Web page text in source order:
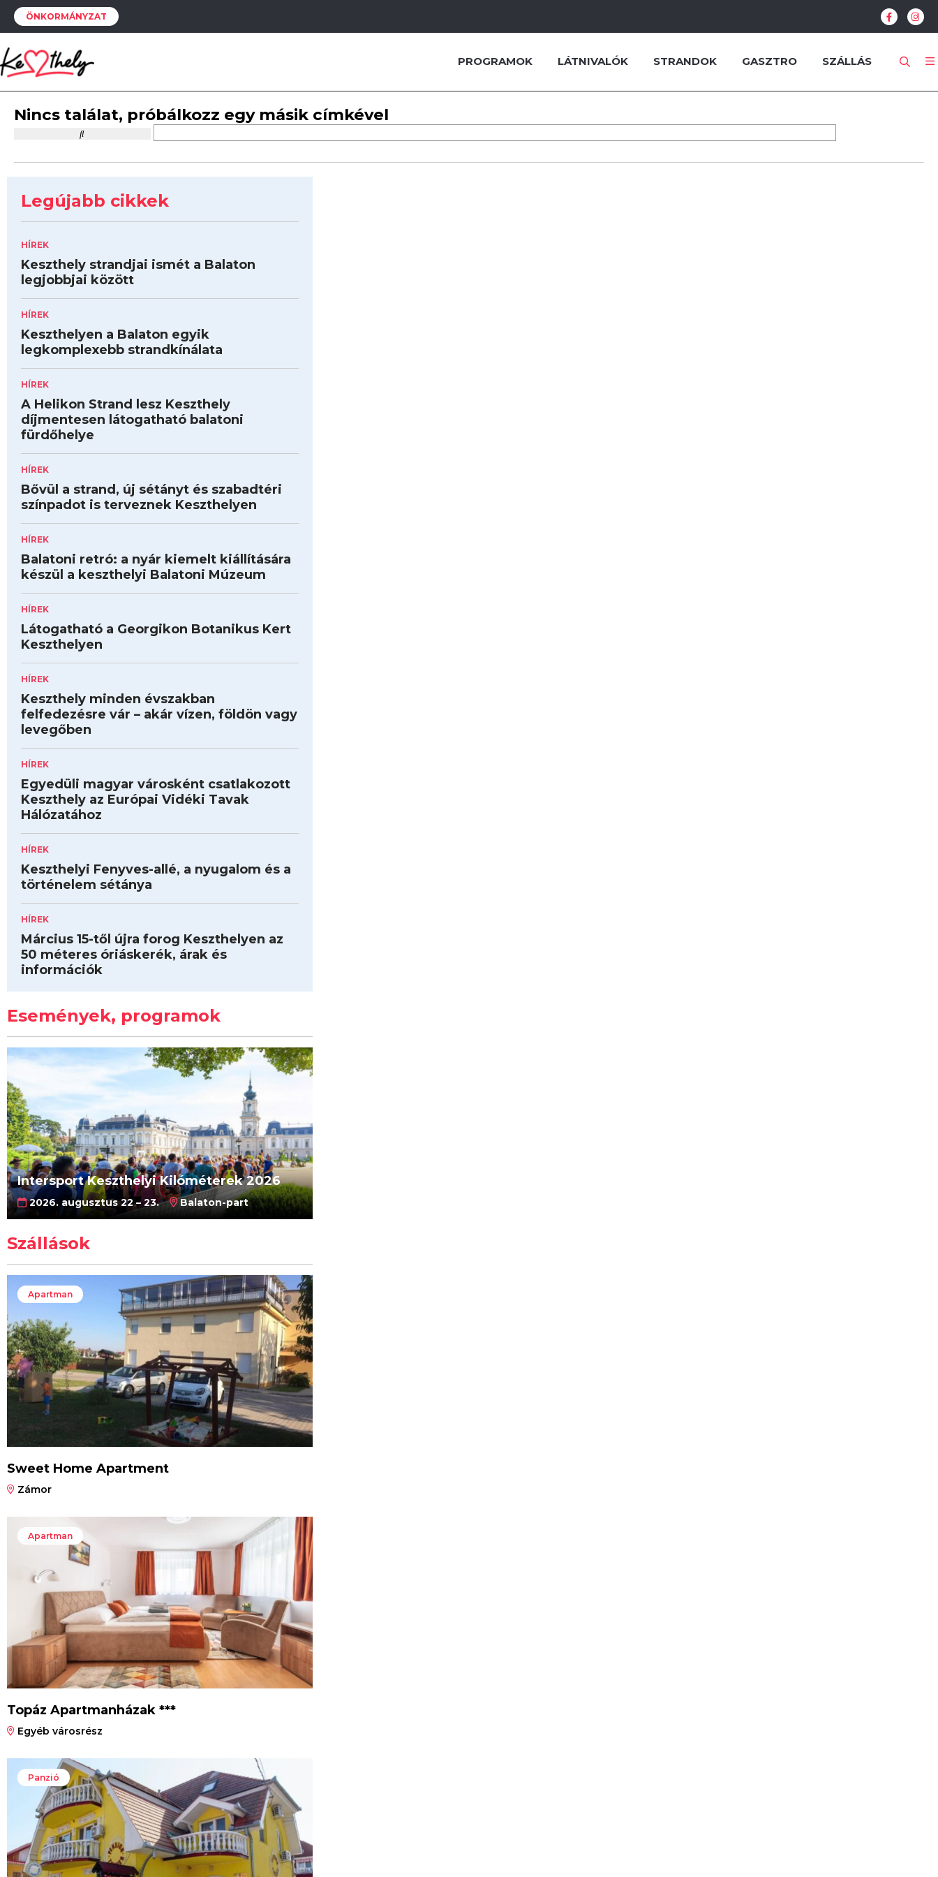
ÖNKORMÁNYZAT
PROGRAMOK LÁTNIVALÓK STRANDOK GASZTRO SZÁLLÁS
Nincs találat, próbálkozz egy másik címkével
Legújabb cikkek
HÍREK
Keszthely strandjai ismét a Balaton
legjobbjai között
HÍREK
Keszthelyen a Balaton egyik
legkomplexebb strandkínálata
HÍREK
A Helikon Strand lesz Keszthely
díjmentesen látogatható balatoni
fürdőhelye
HÍREK
Bővül a strand, új sétányt és szabadtéri
színpadot is terveznek Keszthelyen
HÍREK
Balatoni retró: a nyár kiemelt kiállítására
készül a keszthelyi Balatoni Múzeum
HÍREK
Látogatható a Georgikon Botanikus Kert
Keszthelyen
HÍREK
Keszthely minden évszakban
felfedezésre vár – akár vízen, földön vagy
levegőben
HÍREK
Egyedüli magyar városként csatlakozott
Keszthely az Európai Vidéki Tavak
Hálózatához
HÍREK
Keszthelyi Fenyves-allé, a nyugalom és a
történelem sétánya
HÍREK
Március 15-től újra forog Keszthelyen az
50 méteres óriáskerék, árak és
információk
Események, programok
Intersport Keszthelyi Kilóméterek 2026
2026. augusztus 22 – 23. Balaton-part
Szállások
Apartman
Sweet Home Apartment
Zámor
Apartman
Topáz Apartmanházak ***
Egyéb városrész
Panzió